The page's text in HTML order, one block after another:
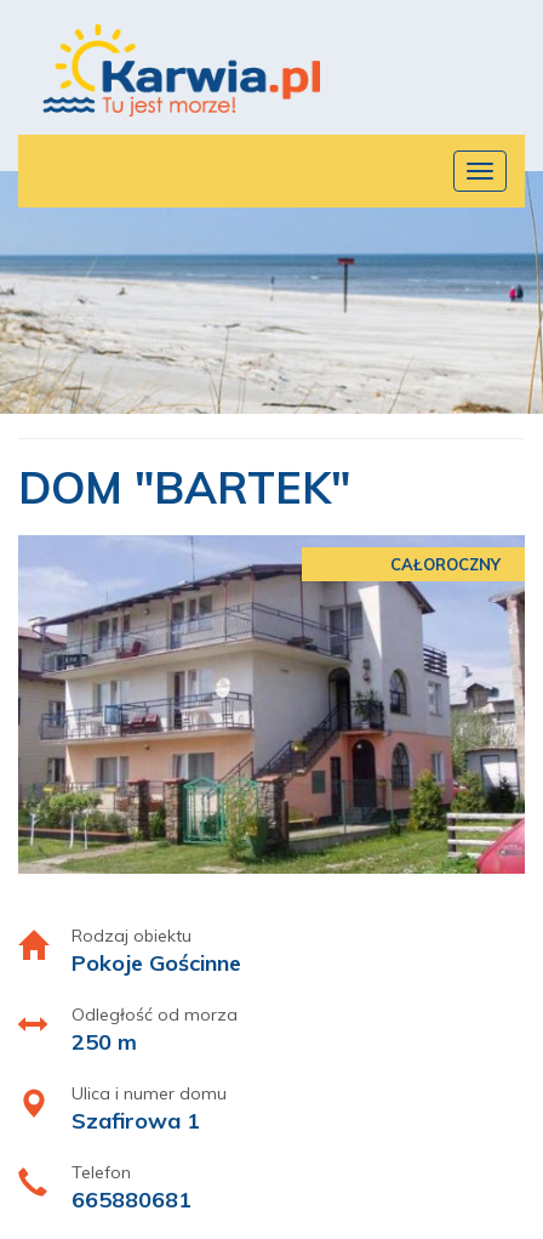
Rozwiń
menu
DOM "BARTEK"
CAŁOROCZNY
Rodzaj obiektu
Pokoje Gościnne
Odległość od morza
250 m
Ulica i numer domu
Szafirowa 1
Telefon
665880681